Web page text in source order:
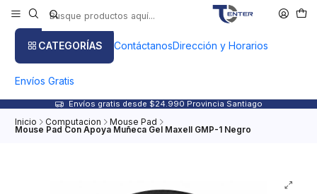
CATEGORÍAS ContáctanosDirección y Horarios
Envíos Gratis
Envíos gratis desde $24.990 Provincia Santiago
Inicio Computacion Mouse Pad
Mouse Pad Con Apoya Muñeca Gel Maxell GMP-1 Negro